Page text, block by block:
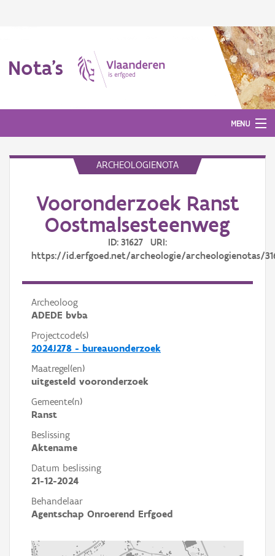
Nota's
MENU
Aanmelden
ARCHEOLOGIENOTA
Vooronderzoek Ranst
Oostmalsesteenweg
ID: 31627 URI:
https://id.erfgoed.net/archeologie/archeologienotas/
Archeoloog
ADEDE bvba
Projectcode(s)
2024J278 - bureauonderzoek
Maatregel(en)
uitgesteld vooronderzoek
Gemeente(n)
Ranst
Beslissing
Aktename
Datum beslissing
21-12-2024
Behandelaar
Agentschap Onroerend Erfgoed